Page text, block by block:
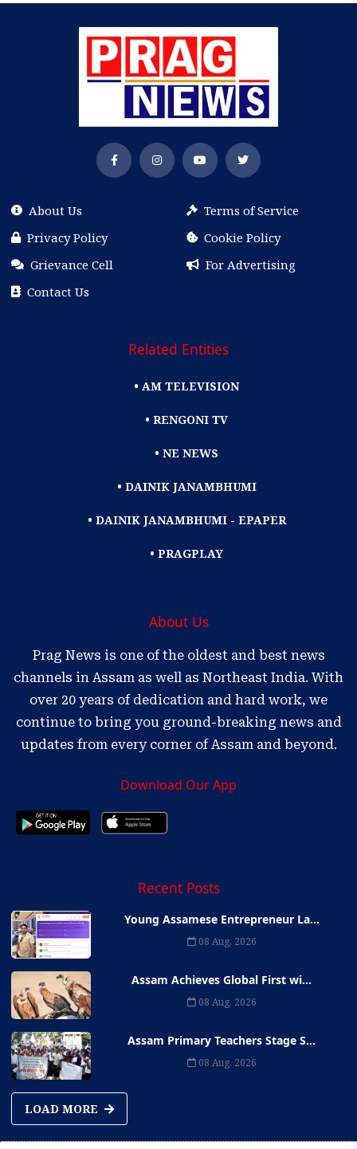
About Us
Terms of Service
Privacy Policy
Cookie Policy
Grievance Cell
For Advertising
Contact Us
Related Entities
• AM TELEVISION
• RENGONI TV
• NE NEWS
• DAINIK JANAMBHUMI
• DAINIK JANAMBHUMI - EPAPER
• PRAGPLAY
About Us
Prag News is one of the oldest and best news
channels in Assam as well as Northeast India. With
over 20 years of dedication and hard work, we
continue to bring you ground-breaking news and
updates from every corner of Assam and beyond.
Download Our App
Recent Posts
Young Assamese Entrepreneur La...
08 Aug, 2026
Assam Achieves Global First wi...
08 Aug, 2026
Assam Primary Teachers Stage S...
08 Aug, 2026
LOAD MORE